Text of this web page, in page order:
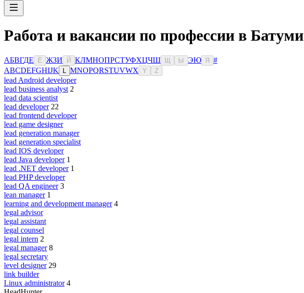
Работа и вакансии по профессии в Батуми
АБВГДЕ Ё ЖЗИ Й КЛМНОПРСТУФХЦЧШ Ы ЭЮ Я
#
ABCDEFGHIJK MNOPQRSTUVWX Y Z
lead Android developer
lead business analyst 2
lead data scientist
lead developer 22
lead frontend developer
lead game designer
lead generation manager
lead generation specialist
lead IOS developer
lead Java developer 1
lead .NET developer 1
lead PHP developer
lead QA engineer 3
lean manager 1
learning and development manager 4
legal advisor
legal assistant
legal counsel
legal intern 2
legal manager 8
legal secretary
level designer 29
link builder
Linux administrator 4